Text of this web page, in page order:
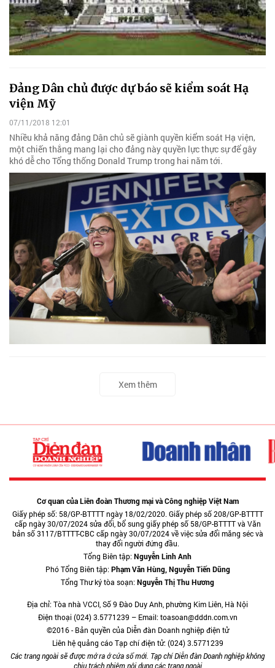
Đảng Dân chủ được dự báo sẽ kiểm soát Hạ
viện Mỹ
07/11/2018 12:01
Nhiều khả năng đảng Dân chủ sẽ giành quyền kiểm soát Hạ viện,
một chiến thắng mang lại cho đảng này quyền lực thực sự để gây
khó dễ cho Tổng thống Donald Trump trong hai năm tới.
Xem thêm
Cơ quan của Liên đoàn Thương mại và Công nghiệp Việt Nam
Giấy phép số: 58/GP-BTTTT ngày 18/02/2020. Giấy phép số 208/GP-BTTTT
cấp ngày 30/07/2024 sửa đổi, bổ sung giấy phép số 58/GP-BTTTT và Văn
bản số 3117/BTTTT-CBC cấp ngày 30/07/2024 về việc sửa đổi măng séc và
thay đổi người đứng đầu.
Tổng Biên tập:Nguyễn Linh Anh
Phó Tổng Biên tập:Phạm Văn Hùng, Nguyễn Tiến Dũng
Tổng Thư ký tòa soạn:Nguyễn Thị Thu Hương
Địa chỉ: Tòa nhà VCCI, Số 9 Đào Duy Anh, phường Kim Liên, Hà Nội
Điện thoại (024) 3.5771239 – Email: toasoan@dddn.com.vn
©2016 - Bản quyền của Diễn đàn Doanh nghiệp điện tử
Liên hệ quảng cáo Tạp chí điện tử: (024) 3.5771239
Các trang ngoài sẽ được mở ra ở cửa sổ mới. Tạp chí Diễn đàn Doanh nghiệp không
chịu trách nhiệm nội dung các trang ngoài